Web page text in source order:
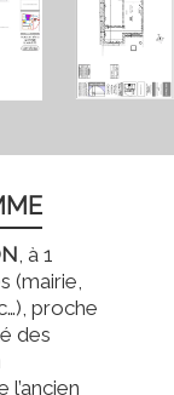
, à 1
(mairie,
proche
des